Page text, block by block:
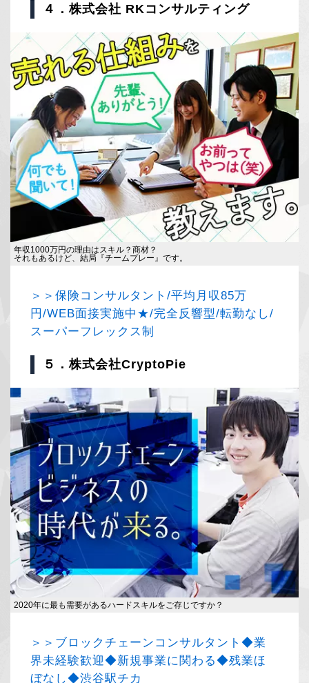
４．株式会社 RKコンサルティング
年収1000万円の理由はスキル？商材？
それもあるけど、結局『チームプレー』です。
＞＞保険コンサルタント/平均月収85万
円/WEB面接実施中★/完全反響型/転勤なし/
スーパーフレックス制
５．株式会社CryptoPie
2020年に最も需要があるハードスキルをご存じですか？
＞＞ブロックチェーンコンサルタント◆業
界未経験歓迎◆新規事業に関わる◆残業ほ
ぼなし◆渋谷駅チカ